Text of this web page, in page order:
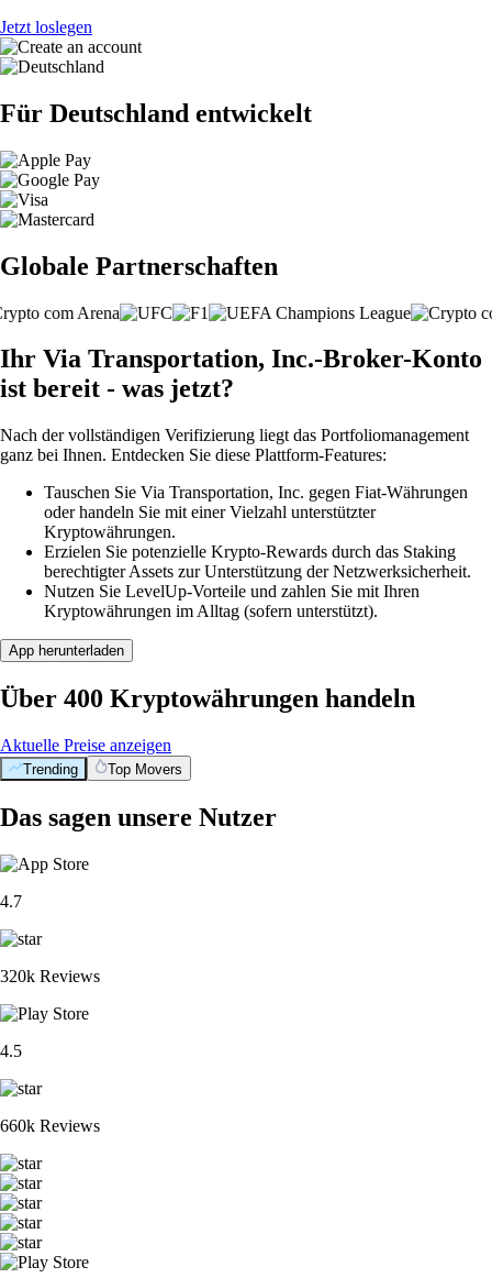
Jetzt loslegen
Für Deutschland entwickelt
Globale Partnerschaften
Ihr Via Transportation, Inc.-Broker-Konto
ist bereit - was jetzt?
Nach der vollständigen Verifizierung liegt das Portfoliomanagement
ganz bei Ihnen. Entdecken Sie diese Plattform-Features:
Tauschen Sie Via Transportation, Inc. gegen Fiat-Währungen
oder handeln Sie mit einer Vielzahl unterstützter
Kryptowährungen.
Erzielen Sie potenzielle Krypto-Rewards durch das Staking
berechtigter Assets zur Unterstützung der Netzwerksicherheit.
Nutzen Sie LevelUp-Vorteile und zahlen Sie mit Ihren
Kryptowährungen im Alltag (sofern unterstützt).
App herunterladen
Über 400 Kryptowährungen handeln
Aktuelle Preise anzeigen
Trending Top Movers
Das sagen unsere Nutzer
4.7
320k Reviews
4.5
660k Reviews